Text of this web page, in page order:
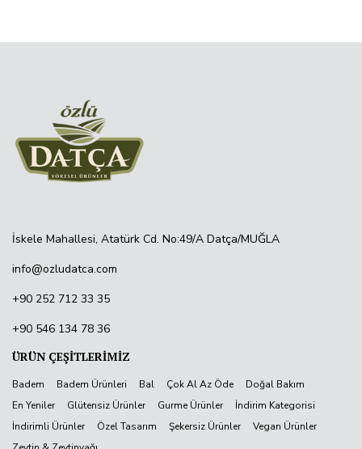
İskele Mahallesi, Atatürk Cd. No:49/A Datça/MUĞLA
info@ozludatca.com
+90 252 712 33 35
+90 546 134 78 36
ÜRÜN ÇEŞİTLERİMİZ
Badem Badem Ürünleri Bal Çok Al Az Öde
Doğal Bakım
En Yeniler
Glütensiz Ürünler Gurme Ürünler
İndirim Kategorisi
İndirimli Ürünler
Özel Tasarım Şekersiz Ürünler
Vegan Ürünler